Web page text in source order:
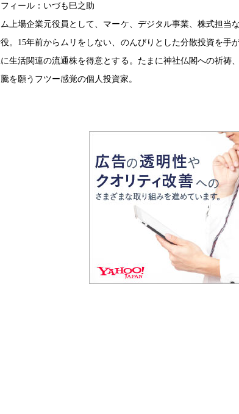
ィール：いづも巳之助
上場企業元役員として、マーケ、デジタル事業、株式担当
。15年前からムリをしない、のんびりとした分散投資を手
生活関連の流通株を得意とする。たまに神社仏閣への祈祷
を願うフツー感覚の個人投資家。